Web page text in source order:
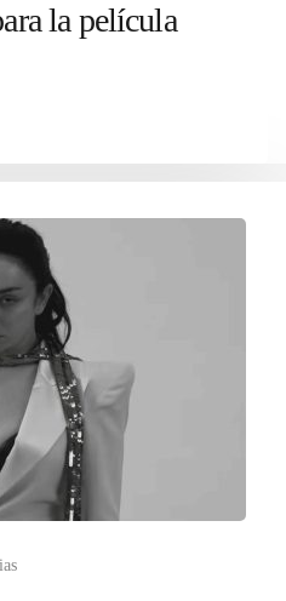
la película